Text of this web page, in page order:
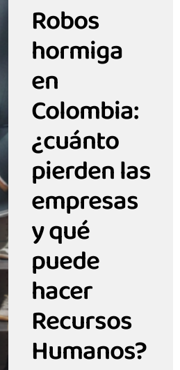
Robos
hormiga
en
Colombia:
¿cuánto
pierden las
empresas
y qué
puede
hacer
Recursos
Humanos?